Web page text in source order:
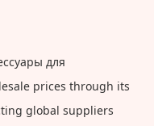
для
prices through its
global suppliers